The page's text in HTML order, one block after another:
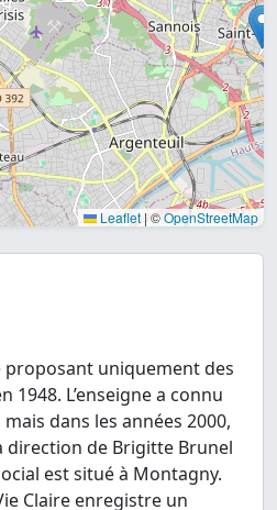
Leaflet|©OpenStreetMap
proposant uniquement des
1948. L’enseigne a connu
dans les années 2000,
direction de Brigitte Brunel
est situé à Montagny.
Claire enregistre un